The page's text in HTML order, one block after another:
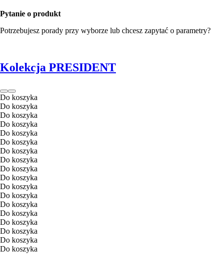
Pytanie o produkt
Potrzebujesz porady przy wyborze lub chcesz zapytać o parametry?
Kolekcja PRESIDENT
Do koszyka
Do koszyka
Do koszyka
Do koszyka
Do koszyka
Do koszyka
Do koszyka
Do koszyka
Do koszyka
Do koszyka
Do koszyka
Do koszyka
Do koszyka
Do koszyka
Do koszyka
Do koszyka
Do koszyka
Do koszyka